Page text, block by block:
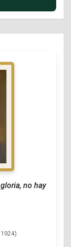
no hay